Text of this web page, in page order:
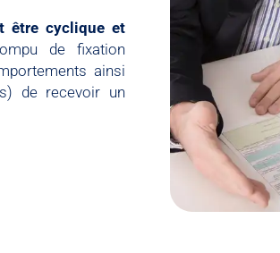
être cyclique et
de fixation
ainsi
de recevoir un